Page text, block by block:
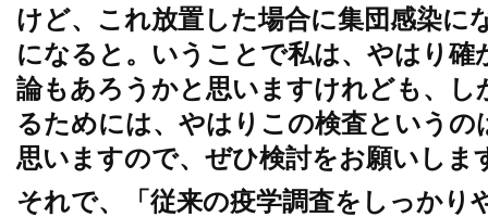
けど、これ放置した場合に集団感染に
になると。いうことで私は、やはり
論もあろうかと思いますけれども、し
るためには、やはりこの検査という
思いますので、ぜひ検討をお願いしま
それで、「従来の疫学調査をしっかり